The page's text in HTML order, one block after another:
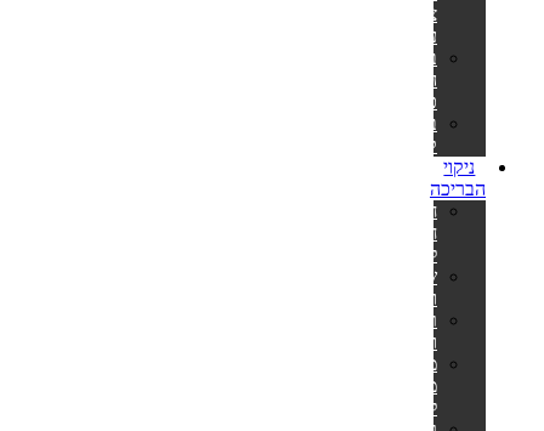
צינורות
עגולות
בריכות
הכל
כלול
בריכות
קערה
ניקוי
הבריכה
חומרי
חיטוי
לבריכה
שואבים
וסקימרים
רובוטים
ושואבים
מערכות
מלח
לבריכה